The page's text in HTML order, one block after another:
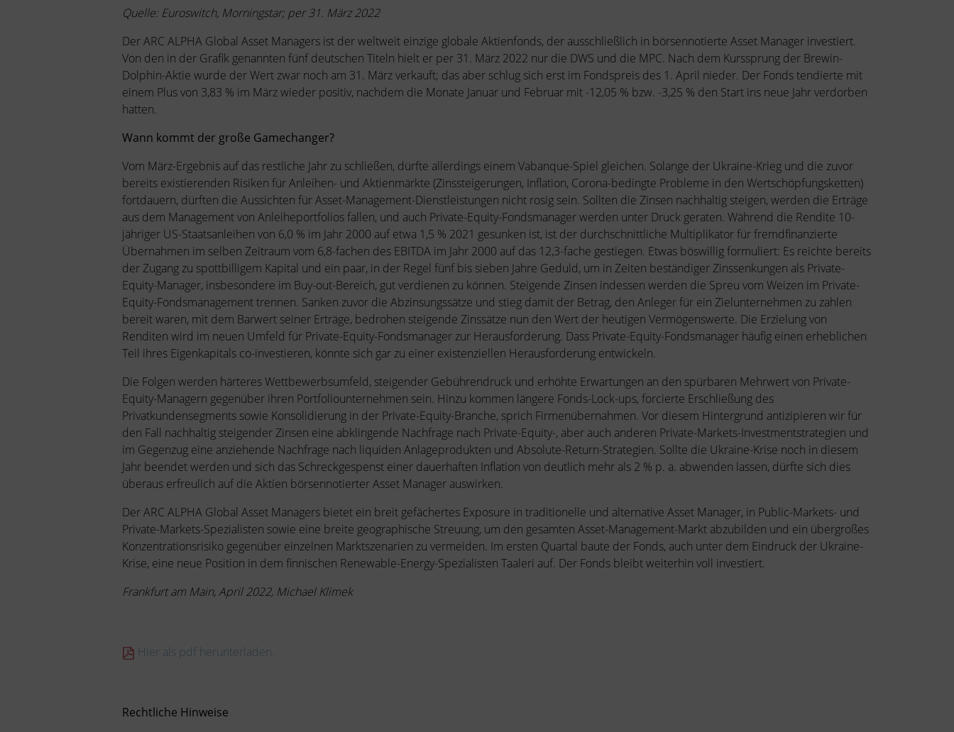
Quelle: Euroswitch, Morningstar; per 31. März 2022
Der ARC ALPHA Global Asset Managers ist der weltweit einzige globale Aktienfonds, der ausschließlich in börsennotierte Asset Manager investiert.
Von den in der Grafik genannten fünf deutschen Titeln hielt er per 31. März 2022 nur die DWS und die MPC. Nach dem Kurssprung der Brewin-
Dolphin-Aktie wurde der Wert zwar noch am 31. März verkauft; das aber schlug sich erst im Fondspreis des 1. April nieder. Der Fonds tendierte mit
einem Plus von 3,83 % im März wieder positiv, nachdem die Monate Januar und Februar mit -12,05 % bzw. -3,25 % den Start ins neue Jahr verdorben
hatten.
Wann kommt der große Gamechanger?
Vom März-Ergebnis auf das restliche Jahr zu schließen, dürfte allerdings einem Vabanque-Spiel gleichen. Solange der Ukraine-Krieg und die zuvor
bereits existierenden Risiken für Anleihen- und Aktienmärkte (Zinssteigerungen, Inflation, Corona-bedingte Probleme in den Wertschöpfungsketten)
fortdauern, dürften die Aussichten für Asset-Management-Dienstleistungen nicht rosig sein. Sollten die Zinsen nachhaltig steigen, werden die Erträge
aus dem Management von Anleiheportfolios fallen, und auch Private-Equity-Fondsmanager werden unter Druck geraten. Während die Rendite 10-
jähriger US-Staatsanleihen von 6,0 % im Jahr 2000 auf etwa 1,5 % 2021 gesunken ist, ist der durchschnittliche Multiplikator für fremdfinanzierte
Übernahmen im selben Zeitraum vom 6,8-fachen des EBITDA im Jahr 2000 auf das 12,3-fache gestiegen. Etwas böswillig formuliert: Es reichte bereits
der Zugang zu spottbilligem Kapital und ein paar, in der Regel fünf bis sieben Jahre Geduld, um in Zeiten beständiger Zinssenkungen als Private-
Equity-Manager, insbesondere im Buy-out-Bereich, gut verdienen zu können. Steigende Zinsen indessen werden die Spreu vom Weizen im Private-
Equity-Fondsmanagement trennen. Sanken zuvor die Abzinsungssätze und stieg damit der Betrag, den Anleger für ein Zielunternehmen zu zahlen
bereit waren, mit dem Barwert seiner Erträge, bedrohen steigende Zinssätze nun den Wert der heutigen Vermögenswerte. Die Erzielung von
Renditen wird im neuen Umfeld für Private-Equity-Fondsmanager zur Herausforderung. Dass Private-Equity-Fondsmanager häufig einen erheblichen
Teil ihres Eigenkapitals co-investieren, könnte sich gar zu einer existenziellen Herausforderung entwickeln.
Die Folgen werden härteres Wettbewerbsumfeld, steigender Gebührendruck und erhöhte Erwartungen an den spürbaren Mehrwert von Private-
Equity-Managern gegenüber ihren Portfoliounternehmen sein. Hinzu kommen längere Fonds-Lock-ups, forcierte Erschließung des
Privatkundensegments sowie Konsolidierung in der Private-Equity-Branche, sprich Firmenübernahmen. Vor diesem Hintergrund antizipieren wir für
den Fall nachhaltig steigender Zinsen eine abklingende Nachfrage nach Private-Equity-, aber auch anderen Private-Markets-Investmentstrategien und
im Gegenzug eine anziehende Nachfrage nach liquiden Anlageprodukten und Absolute-Return-Strategien. Sollte die Ukraine-Krise noch in diesem
Jahr beendet werden und sich das Schreckgespenst einer dauerhaften Inflation von deutlich mehr als 2 % p. a. abwenden lassen, dürfte sich dies
überaus erfreulich auf die Aktien börsennotierter Asset Manager auswirken.
Der ARC ALPHA Global Asset Managers bietet ein breit gefächertes Exposure in traditionelle und alternative Asset Manager, in Public-Markets- und
Private-Markets-Spezialisten sowie eine breite geographische Streuung, um den gesamten Asset-Management-Markt abzubilden und ein übergroßes
Konzentrationsrisiko gegenüber einzelnen Marktszenarien zu vermeiden. Im ersten Quartal baute der Fonds, auch unter dem Eindruck der Ukraine-
Krise, eine neue Position in dem finnischen Renewable-Energy-Spezialisten Taaleri auf. Der Fonds bleibt weiterhin voll investiert.
Frankfurt am Main, April 2022, Michael Klimek
Hier als pdf herunterladen.
Rechtliche Hinweise